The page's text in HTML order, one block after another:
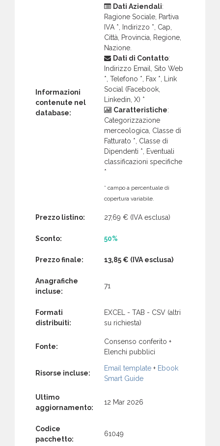
Informazioni
contenute nel
database:
Dati Aziendali:
Ragione Sociale, Partiva
IVA *, Indirizzo *, Cap,
Città, Provincia, Regione,
Nazione.
Dati di Contatto:
Indirizzo Email, Sito Web
*, Telefono *, Fax *, Link
Social (Facebook,
Linkedin, X) *
Caratteristiche:
Categorizzazione
merceologica, Classe di
Fatturato *, Classe di
Dipendenti *, Eventuali
classificazioni specifiche
*
* campo a percentuale di
copertura variabile.
Prezzo listino: 27,69 € (IVA esclusa)
Sconto: 50%
Prezzo finale: 13,85 € (IVA esclusa)
Anagrafiche
incluse:
71
Formati
distribuiti:
EXCEL - TAB - CSV (altri
su richiesta)
Fonte:
Consenso conferito +
Elenchi pubblici
Risorse incluse:
Email template + Ebook
Smart Guide
Ultimo
aggiornamento:
12 Mar 2026
Codice
pacchetto:
61049